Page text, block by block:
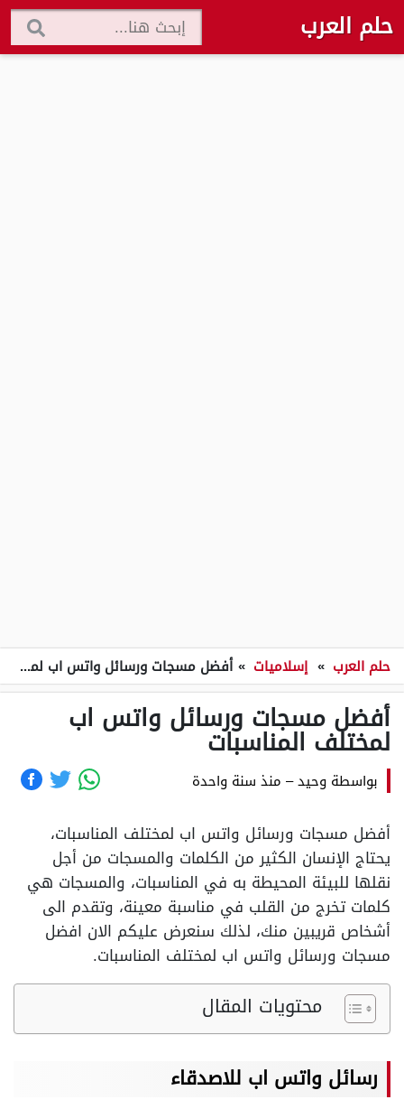
حلم العرب
حلم العرب » إسلاميات » أفضل مسجات ورسائل واتس اب لمختلف المناسبات
أفضل مسجات ورسائل واتس اب
لمختلف المناسبات
بواسطة وحيد– منذ سنة واحدة
أفضل مسجات ورسائل واتس اب لمختلف المناسبات،
يحتاج الإنسان الكثير من الكلمات والمسجات من أجل
نقلها للبيئة المحيطة به في المناسبات، والمسجات هي
كلمات تخرج من القلب في مناسبة معينة، وتقدم الى
أشخاص قريبين منك، لذلك سنعرض عليكم الان افضل
مسجات ورسائل واتس اب لمختلف المناسبات.
محتويات المقال
رسائل واتس اب للاصدقاء